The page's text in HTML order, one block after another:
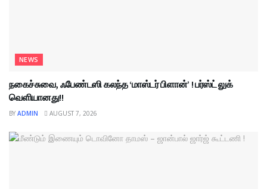
NEWS
நகைச்சுவை, ஃபேண்டஸி கலந்த ‘மாஸ்டர் பிளான்’ ! பர்ஸ்ட் லுக்
வெளியானது!!
BY ADMIN AUGUST 7, 2026